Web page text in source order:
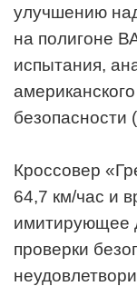
улучшению
на полигоне
испытания,
безопасности
Кроссовер
64,7 км/час и
имитирующее
проверки